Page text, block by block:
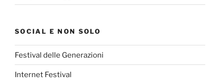
SOCIAL E NON SOLO
Festival delle Generazioni
Internet Festival